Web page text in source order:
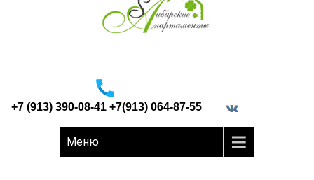
+7 (913) 390-08-41 +7(913) 064-87-55
Меню